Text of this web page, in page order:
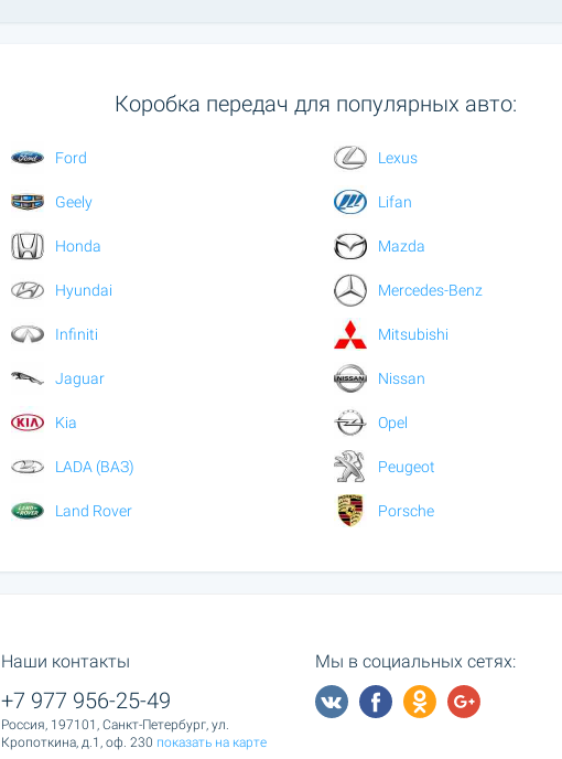
Коробка передач для популярных авто:
Ford
Geely
Honda
Hyundai
Infiniti
Jaguar
Kia
LADA (ВАЗ)
Land Rover
Lexus
Lifan
Mazda
Mercedes-Benz
Mitsubishi
Nissan
Opel
Peugeot
Porsche
Наши контакты
+7 977 956-25-49
Россия, 197101, Санкт-Петербург, ул.
Кропоткина, д.1, оф. 230 показать на карте
Мы в социальных сетях: